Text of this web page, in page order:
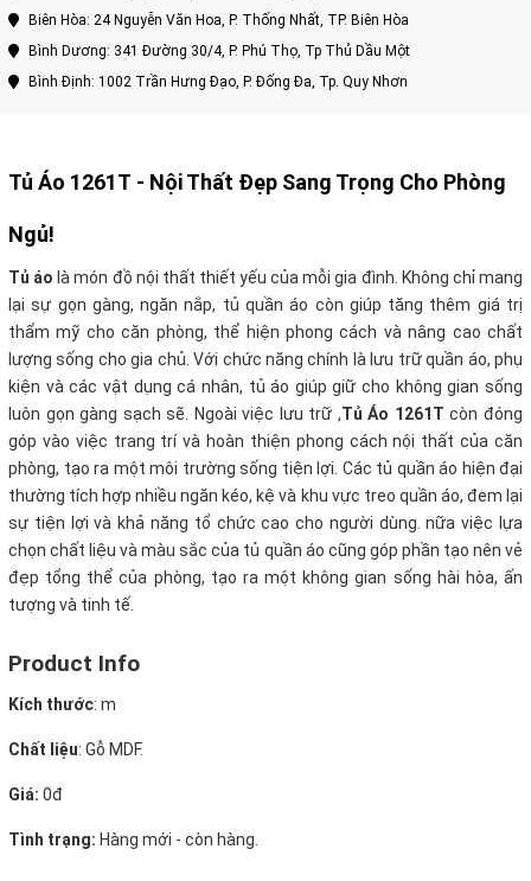
Biên Hòa: 24 Nguyễn Văn Hoa, P. Thống Nhất, TP. Biên Hòa
Bình Dương: 341 Đường 30/4, P. Phú Thọ, Tp Thủ Dầu Một
Bình Định: 1002 Trần Hưng Đạo, P. Đống Đa, Tp. Quy Nhơn
Tủ Áo 1261T - Nội Thất Đẹp Sang Trọng Cho Phòng
Ngủ!
Tủ áo là món đồ nội thất thiết yếu của mỗi gia đình. Không chỉ mang
lại sự gọn gàng, ngăn nắp, tủ quần áo còn giúp tăng thêm giá trị
thẩm mỹ cho căn phòng, thể hiện phong cách và nâng cao chất
lượng sống cho gia chủ.Với chức năng chính là lưu trữ quần áo, phụ
kiện và các vật dụng cá nhân, tủ áo giúp giữ cho không gian sống
luôn gọn gàng sạch sẽ. Ngoài việc lưu trữ ,Tủ Áo 1261T còn đóng
góp vào việc trang trí và hoàn thiện phong cách nội thất của căn
phòng, tạo ra một môi trường sống tiện lợi. Các tủ quần áo hiện đại
thường tích hợp nhiều ngăn kéo, kệ và khu vực treo quần áo, đem lại
sự tiện lợi và khả năng tổ chức cao cho người dùng. nữa việc lựa
chọn chất liệu và màu sắc của tủ quần áo cũng góp phần tạo nên vẻ
đẹp tổng thể của phòng, tạo ra một không gian sống hài hòa, ấn
tượng và tinh tế.
Product Info
Kích thước: m
Chất liệu: Gỗ MDF.
Giá: 0đ
Tình trạng: Hàng mới - còn hàng.